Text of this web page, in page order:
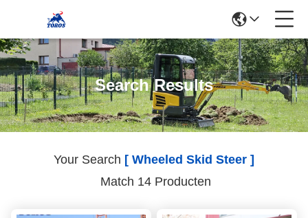
Search Results
Your Search [ Wheeled Skid Steer ]
Match 14 Producten